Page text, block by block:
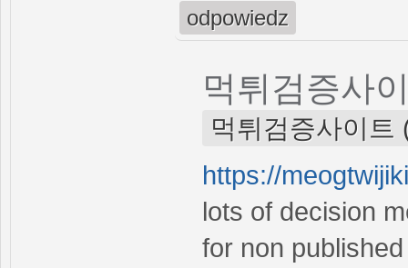
odpowiedz
먹튀검증사
먹튀검증사이트
https://
lots of decision
for non